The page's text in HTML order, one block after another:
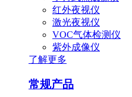
红外夜视仪
激光夜视仪
VOC气体检测仪
紫外成像仪
了解更多
常规产品